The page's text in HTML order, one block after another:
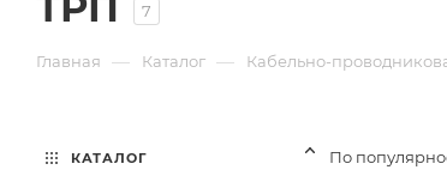
7
Главная — Каталог — Кабельно-
По
КАТАЛОГ